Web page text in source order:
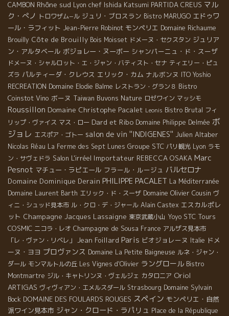
のアラモン、サンソー、カリニャンなどの古木に注目した。 […]
CAMBON Rhône sud Lyon chef Ishida Katsumi PARTIDA CREUS マル
ク・ぺノ トロワザム−ル ジュリ・ブロスラン Bistro MARUGO エドゥワ
ール・ラフィット Jean-Pierre Robinot モンペリエ Domaine Richaume
Brouilly Côte de Brouilly Bois Moisset ドメーヌ・セクスタン ジュリア
ン・アルタベール ボジョレー・ヌーボー シャンパーニュ・ド・スーザ
ドメーヌ・シャルロット・エ・ジャン・バティスト・セナ ティエリー・ピュ
ズラ パルティーダ・クレウス エリック・カム ナルボンヌ ITO Yoshio
RECREATION Domaine Elodie Balme レストラン・グラン８ Bistro
Coinstot Vino ボーヌ Taiwan Buvons Nature ロゼワイン マッシモ
Roussillon Domaine Christophe Pacalet Leonis Bistro Brutal フィ
リップ・ヴァイス マス・ロー Dard et Ribo Domaine Philippe Delmée ボ
ジョレ エスポア・ゴトー salon de vin ''INDIGENES'' Julien Altaber
Nicolas Réau La Ferme des Sept Lunes Groupe STC パリ観光 Lyon ラモ
ン・サヴェドラ Salon L'irréel Importateur REBECCA OSAKA Marc
Pesnot マチュー・ラピエール フラール・ルージュ バルセロナ
Domaine Dominique Derain PHILIPPE PACALET La Méditerranée
Domaine Laurent Barth エリック・ド・スーザ Domaine Olivier Cousin ヴ
ィニ・シュッド見本市 ル・クロ・デ・ジャール Alain Castex エスカルポレ
ット Champagne Jacques Lassaigne 東京武蔵小山 Yoyo STC Tours
COSMIC ニコラ・レオ Champagne de Sousa France アルザス見本市
「レ・ヴァン・リベレ」 Jean Foillard Paris ビオジョレーヌ Italie ドメ
ーヌ・ヨヨ プロヴァンス Domaine La Petite Baigneuse ルネ・ジャン・
ダール モンマルトルの丘 Les Vignes d'Olivier ラングロール Bistro
Montmartre ジル・キャトリンヌ・ヴェルジェ カタロニア Oriol
ARTIGAS ヴィヴィアン・エメルスダール Strasbourg Domaine Sylvain
Bock DOMAINE DES FOULARDS ROUGES スペイン モンペリエ・自然
派ワイン見本市 ジャン・クロード・ラパリュ Place de la République